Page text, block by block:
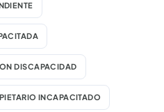
DISCAPACIDAD
INCAPACITADO